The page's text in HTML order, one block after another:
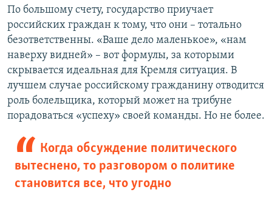
По большому счету, государство приучает
российских граждан к тому, что они – тотально
безответственны. «Ваше дело маленькое», «нам
наверху видней» – вот формулы, за которыми
скрывается идеальная для Кремля ситуация. В
лучшем случае российскому гражданину отводится
роль болельщика, который может на трибуне
порадоваться «успеху» своей команды. Но не более.
Когда обсуждение политического
вытеснено, то разговором о политике
становится все, что угодно